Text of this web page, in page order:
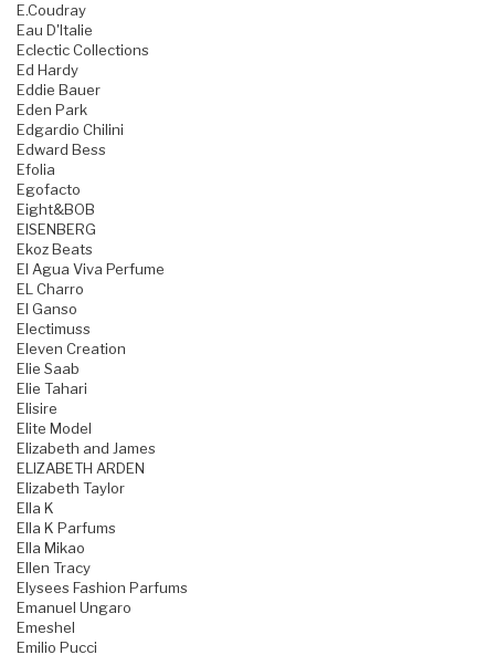
E.Coudray
Eau D'Italie
Eclectic Collections
Ed Hardy
Eddie Bauer
Eden Park
Edgardio Chilini
Edward Bess
Efolia
Egofacto
Eight&BOB
EISENBERG
Ekoz Beats
El Agua Viva Perfume
EL Charro
El Ganso
Electimuss
Eleven Creation
Elie Saab
Elie Tahari
Elisire
Elite Model
Elizabeth and James
ELIZABETH ARDEN
Elizabeth Taylor
Ella K
Ella K Parfums
Ella Mikao
Ellen Tracy
Elysees Fashion Parfums
Emanuel Ungaro
Emeshel
Emilio Pucci